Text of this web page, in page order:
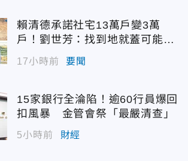
賴清德承諾社宅13萬戶變3萬
戶！劉世芳：找到地就蓋可能變
空餘屋
17小時前 要聞
15家銀行全淪陷！逾60行員爆回
扣風暴 金管會祭「最嚴清查」
5小時前 財經